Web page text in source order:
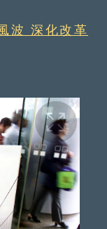
波 深化改革